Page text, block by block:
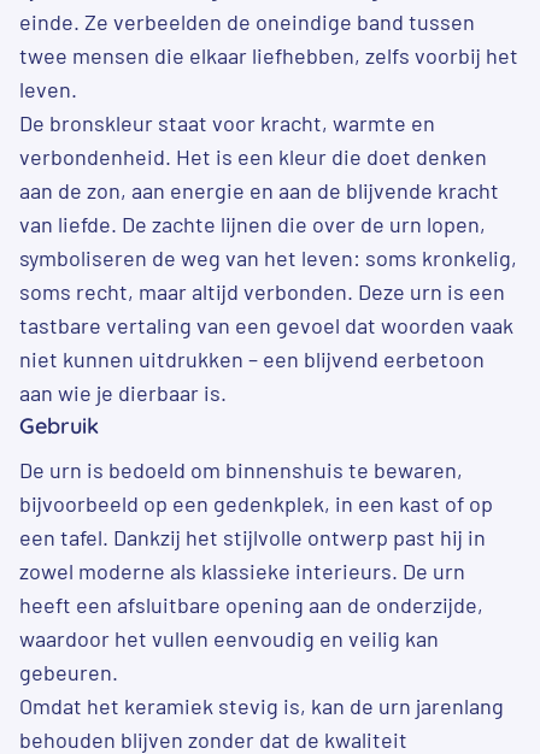
einde. Ze verbeelden de oneindige band tussen
twee mensen die elkaar liefhebben, zelfs voorbij het
leven.
De bronskleur staat voor kracht, warmte en
verbondenheid. Het is een kleur die doet denken
aan de zon, aan energie en aan de blijvende kracht
van liefde. De zachte lijnen die over de urn lopen,
symboliseren de weg van het leven: soms kronkelig,
soms recht, maar altijd verbonden. Deze urn is een
tastbare vertaling van een gevoel dat woorden vaak
niet kunnen uitdrukken – een blijvend eerbetoon
aan wie je dierbaar is.
Gebruik
De urn is bedoeld om binnenshuis te bewaren,
bijvoorbeeld op een gedenkplek, in een kast of op
een tafel. Dankzij het stijlvolle ontwerp past hij in
zowel moderne als klassieke interieurs. De urn
heeft een afsluitbare opening aan de onderzijde,
waardoor het vullen eenvoudig en veilig kan
gebeuren.
Omdat het keramiek stevig is, kan de urn jarenlang
behouden blijven zonder dat de kwaliteit